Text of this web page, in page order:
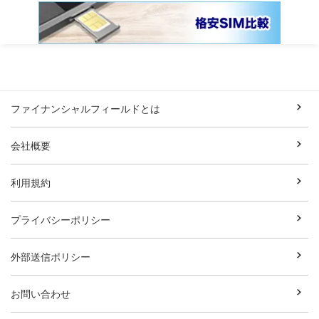
ファイナンシャルフィールドとは
会社概要
利用規約
プライバシーポリシー
外部送信ポリシー
お問い合わせ